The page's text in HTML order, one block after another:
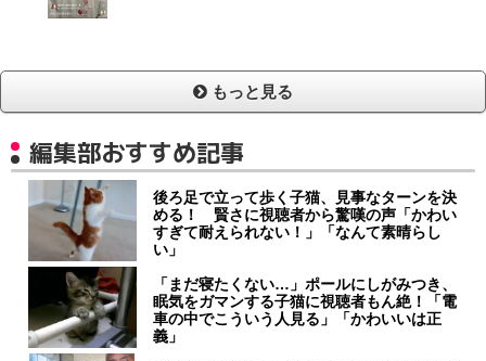
もっと見る
編集部おすすめ記事
後ろ足で立って歩く子猫、見事なターンを決
める！ 賢さに視聴者から驚嘆の声「かわい
すぎて耐えられない！」「なんて素晴らし
い」
「まだ寝たくない…」ポールにしがみつき、
眠気をガマンする子猫に視聴者もん絶！「電
車の中でこういう人見る」「かわいいは正
義」